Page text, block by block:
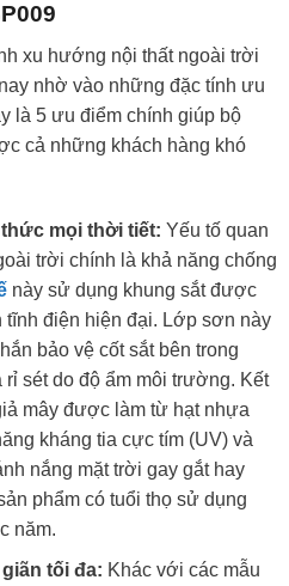
xu hướng nội thất ngoài trời
nhờ vào những đặc tính ưu
là 5 ưu điểm chính giúp bộ
cả những khách hàng khó
mọi thời tiết: Yếu tố quan
trời chính là khả năng chống
này sử dụng khung sắt được
điện hiện đại. Lớp sơn này
bảo vệ cốt sắt bên trong
rỉ sét do độ ẩm môi trường. Kết
mây được làm từ hạt nhựa
kháng tia cực tím (UV) và
nắng mặt trời gay gắt hay
phẩm có tuổi thọ sử dụng
năm.
tối đa: Khác với các mẫu